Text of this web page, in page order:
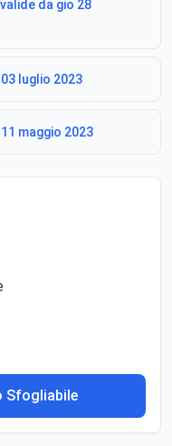
da gio 28
luglio 2023
maggio 2023
Sfogliabile